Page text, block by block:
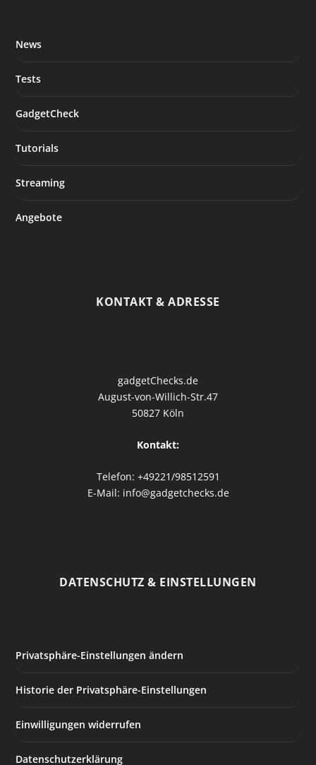
News
Tests
GadgetCheck
Tutorials
Streaming
Angebote
KONTAKT & ADRESSE
gadgetChecks.de
August-von-Willich-Str.47
50827 Köln
Kontakt:
Telefon: +49221/98512591
E-Mail: info@gadgetchecks.de
DATENSCHUTZ & EINSTELLUNGEN
Privatsphäre-Einstellungen ändern
Historie der Privatsphäre-Einstellungen
Einwilligungen widerrufen
Datenschutzerklärung